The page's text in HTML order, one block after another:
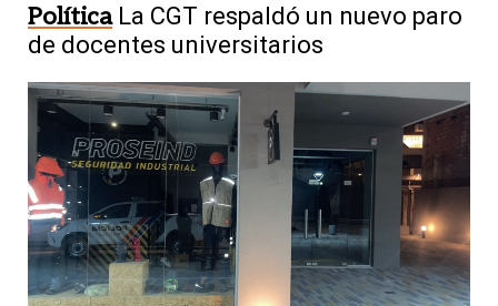
Política La CGT respaldó un nuevo paro
de docentes universitarios